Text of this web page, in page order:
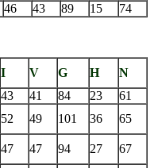
46 43 89 15 74
I V G H
N
43 41 84 23
61
52 49 101 36 65
47 47 94 27 67